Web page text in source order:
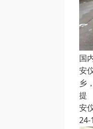
国
安
乡
提
安
24-